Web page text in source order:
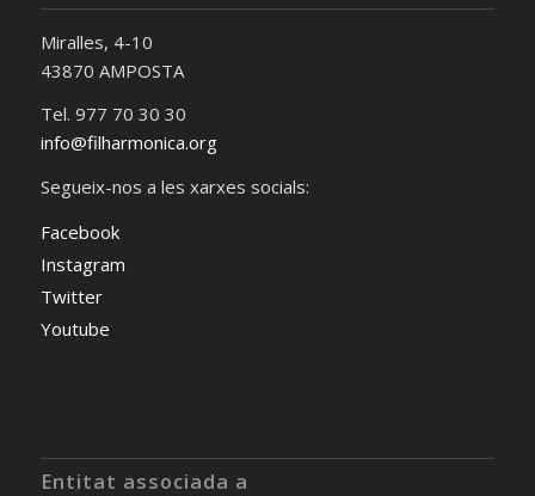
Miralles, 4-10
43870 AMPOSTA
Tel. 977 70 30 30
info@filharmonica.org
Segueix-nos a les xarxes socials:
Facebook
Instagram
Twitter
Youtube
Entitat associada a